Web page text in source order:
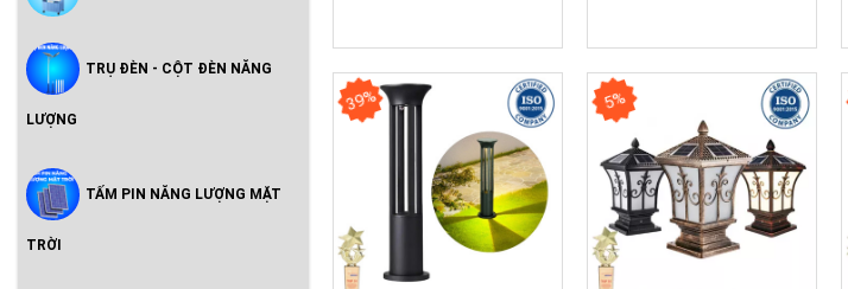
TRỤ ĐÈN - CỘT ĐÈN NĂNG
LƯỢNG
TẤM PIN NĂNG LƯỢNG MẶT
TRỜI
39% 5%